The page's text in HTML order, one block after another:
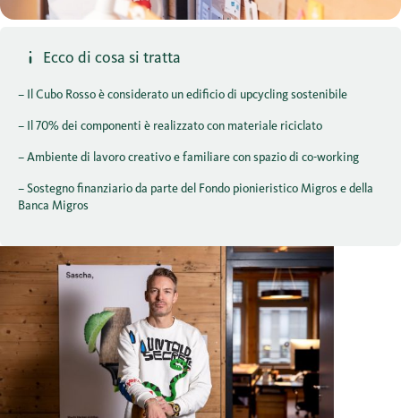
Ecco di cosa si tratta
– Il Cubo Rosso è considerato un edificio di upcycling sostenibile
– Il 70% dei componenti è realizzato con materiale riciclato
– Ambiente di lavoro creativo e familiare con spazio di co-working
– Sostegno finanziario da parte del Fondo pionieristico Migros e della
Banca Migros